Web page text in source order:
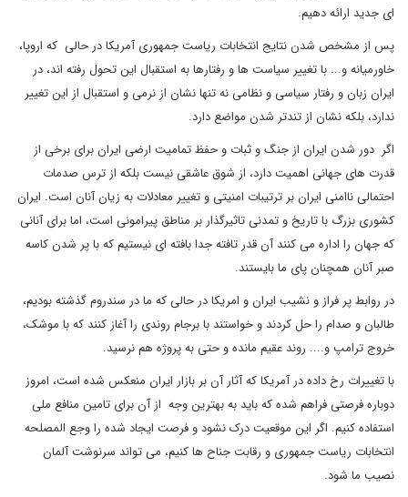
ای جدید ارائه دهیم.
پس از مشخص شدن نتایج انتخابات ریاست جمهوری آمریکا در حالی که اروپا‌،
خاورمیانه و... با تغییر سیاست ها و رفتارها به استقبال این تحول رفته اند‌، در
ایران زبان و رفتار سیاسی و نظامی نه تنها نشان از نرمی و استقبال از این تغییر
ندارد‌، بلکه نشان از تندتر شدن مواضع دارد.
اگر دور شدن ایران از جنگ و ثبات و حفظ تمامیت ارضی ایران برای برخی از
قدرت های جهانی اهمیت دارد، از شوق عاشقی نیست بلکه از ترس صدمات
احتمالی ناامنی ایران بر ترتیبات امنیتی و تغییر معادلات به زیان آنان است‌. ایران
کشوری بزرگ با تاریخ و تمدنی تاثیرگذار بر مناطق پیرامونی است، اما برای آنانی
که جهان را اداره می کنند آن قدر تافته جدا بافته ای نیستیم که با پر شدن کاسه
صبر آنان همچنان پای ما بایستند.
در روابط پر فراز و نشیب ایران و امریکا در حالی که ما در سندروم گذشته بودیم،
طالبان و صدام را حل کردند و خواستند با برجام روندی را آغاز کنند که با موشک،
خروج ترامپ و.... روند عقیم مانده و حتی به پروژه هم نرسید.
با تغییرات رخ داده در آمریکا که آثار آن بر بازار ایران منعکس شده است، امروز
دوباره فرصتی فراهم شده که باید به بهترین وجه از آن برای تامین منافع ملی
استفاده کنیم‌. اگر این موقعیت درک نشود و فرصت ایجاد شده را وجع المصلحه
انتخابات ریاست جمهوری و رقابت جناح ها کنیم، می تواند سرنوشت آلمان
نصیب ما شود.